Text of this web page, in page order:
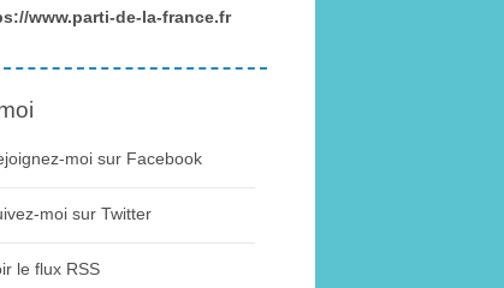
www.parti-de-la-france.fr
moi sur Facebook
moi sur Twitter
le flux RSS